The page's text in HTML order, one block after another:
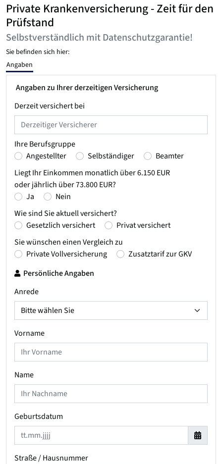
Private Krankenversicherung - Zeit für den
Prüfstand
Selbstverständlich mit Datenschutzgarantie!
Sie befinden sich hier:
Angaben
Angaben zu Ihrer derzeitigen Versicherung
Derzeit versichert bei
Ihre Berufsgruppe
Angestellter
Selbständiger
Beamter
Liegt Ihr Einkommen monatlich über 6.150 EUR
oder jährlich über 73.800 EUR?
Ja
Nein
Wie sind Sie aktuell versichert?
Gesetzlich versichert
Privat versichert
Sie wünschen einen Vergleich zu
Private Vollversicherung
Zusatztarif zur GKV
Persönliche Angaben
Anrede
Vorname
Name
Geburtsdatum
Straße / Hausnummer